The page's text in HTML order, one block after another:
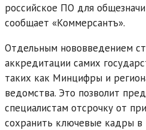
российское ПО для
сообщает «Коммерсантъ».
Отдельным нововведением
аккредитации самих
таких как Минцифры и
ведомства. Это позволит
специалистам отсрочку от
сохранить ключевые кадры в